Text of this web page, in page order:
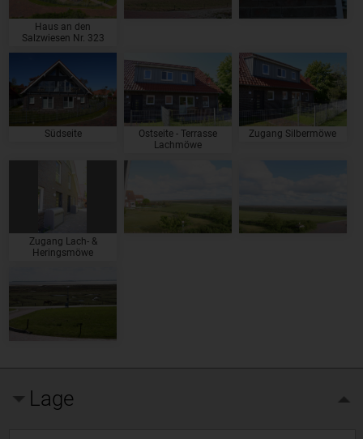
Haus an den
Salzwiesen Nr. 323
Südseite
Ostseite - Terrasse
Lachmöwe
Zugang Silbermöwe
Zugang Lach- &
Heringsmöwe
Lage